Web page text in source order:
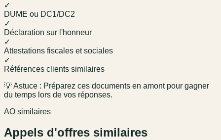
✓
DUME ou DC1/DC2
✓
Déclaration sur l'honneur
✓
Attestations fiscales et sociales
✓
Références clients similaires
💡 Astuce : Préparez ces documents en amont pour gagner
du temps lors de vos réponses.
AO similaires
Appels d'offres similaires